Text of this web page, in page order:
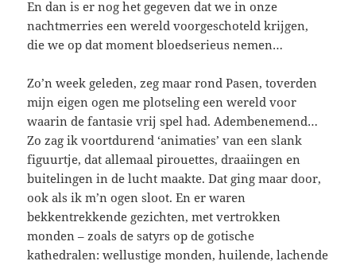
En dan is er nog het gegeven dat we in onze
nachtmerries een wereld voorgeschoteld krijgen,
die we op dat moment bloedserieus nemen…
Zo’n week geleden, zeg maar rond Pasen, toverden
mijn eigen ogen me plotseling een wereld voor
waarin de fantasie vrij spel had. Adembenemend…
Zo zag ik voortdurend ‘animaties’ van een slank
figuurtje, dat allemaal pirouettes, draaiingen en
buitelingen in de lucht maakte. Dat ging maar door,
ook als ik m’n ogen sloot. En er waren
bekkentrekkende gezichten, met vertrokken
monden – zoals de satyrs op de gotische
kathedralen: wellustige monden, huilende, lachende